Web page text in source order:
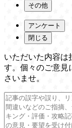
その他
アンケート
閉じる
いただいた内容は
す。個々のご意見
さいませ。